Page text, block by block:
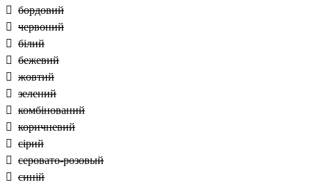
бордовий
червоний
білий
бежевий
жовтий
зелений
комбінований
коричневий
сірий
серовато-розовый
синій